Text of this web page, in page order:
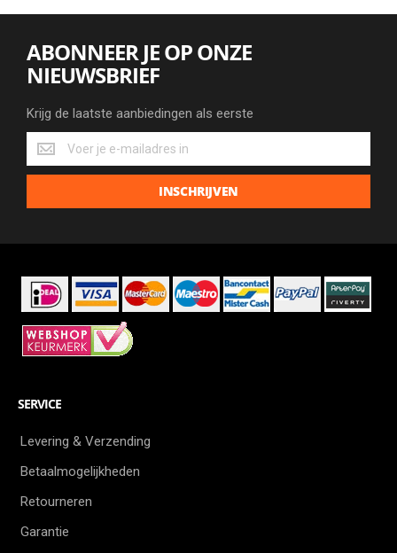
ABONNEER JE OP ONZE
NIEUWSBRIEF
Krijg de laatste aanbiedingen als eerste
Krijg
de
laatste
INSCHRIJVEN
SERVICE
Levering & Verzending
Betaalmogelijkheden
Retourneren
Garantie